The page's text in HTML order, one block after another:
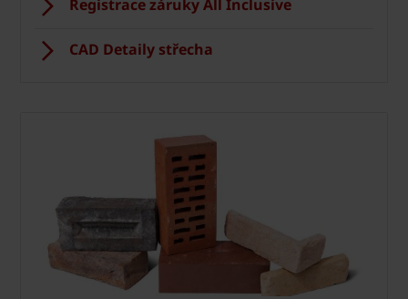
Registrace záruky All Inclusive
CAD Detaily střecha